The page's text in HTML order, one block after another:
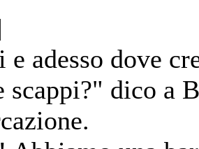
e adesso dove
scappi?" dico a